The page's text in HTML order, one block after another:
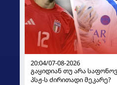
20:04/07-08-2026
გაყიდიან თუ არა
პსჟ-ს ძირითადი მეკარე?